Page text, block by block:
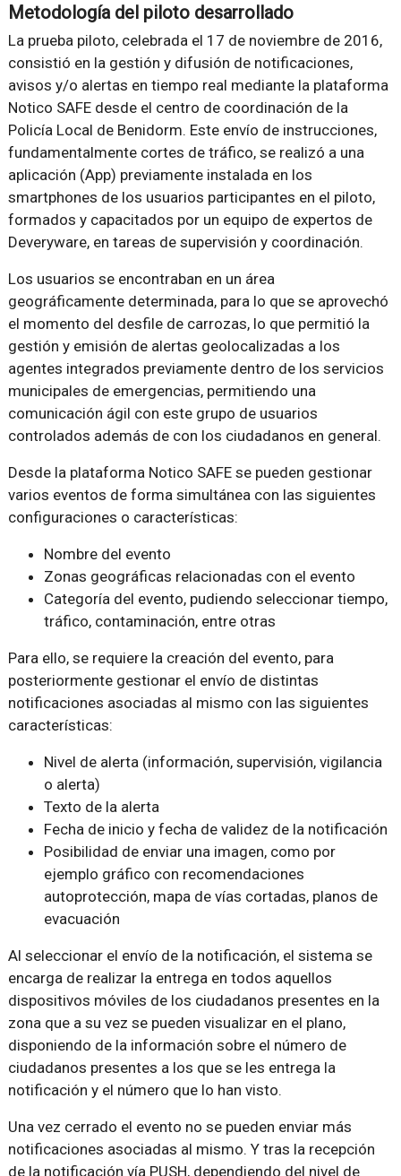
Metodología del piloto desarrollado
La prueba piloto, celebrada el 17 de noviembre de 2016,
consistió en la gestión y difusión de notificaciones,
avisos y/o alertas en tiempo real mediante la plataforma
Notico SAFE desde el centro de coordinación de la
Policía Local de Benidorm. Este envío de instrucciones,
fundamentalmente cortes de tráfico, se realizó a una
aplicación (App) previamente instalada en los
smartphones de los usuarios participantes en el piloto,
formados y capacitados por un equipo de expertos de
Deveryware, en tareas de supervisión y coordinación.
Los usuarios se encontraban en un área
geográficamente determinada, para lo que se aprovechó
el momento del desfile de carrozas, lo que permitió la
gestión y emisión de alertas geolocalizadas a los
agentes integrados previamente dentro de los servicios
municipales de emergencias, permitiendo una
comunicación ágil con este grupo de usuarios
controlados además de con los ciudadanos en general.
Desde la plataforma Notico SAFE se pueden gestionar
varios eventos de forma simultánea con las siguientes
configuraciones o características:
Nombre del evento
Zonas geográficas relacionadas con el evento
Categoría del evento, pudiendo seleccionar tiempo,
tráfico, contaminación, entre otras
Para ello, se requiere la creación del evento, para
posteriormente gestionar el envío de distintas
notificaciones asociadas al mismo con las siguientes
características:
Nivel de alerta (información, supervisión, vigilancia
o alerta)
Texto de la alerta
Fecha de inicio y fecha de validez de la notificación
Posibilidad de enviar una imagen, como por
ejemplo gráfico con recomendaciones
autoprotección, mapa de vías cortadas, planos de
evacuación
Al seleccionar el envío de la notificación, el sistema se
encarga de realizar la entrega en todos aquellos
dispositivos móviles de los ciudadanos presentes en la
zona que a su vez se pueden visualizar en el plano,
disponiendo de la información sobre el número de
ciudadanos presentes a los que se les entrega la
notificación y el número que lo han visto.
Una vez cerrado el evento no se pueden enviar más
notificaciones asociadas al mismo. Y tras la recepción
de la notificación vía PUSH, dependiendo del nivel de